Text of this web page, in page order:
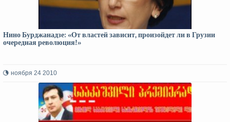
Нино Бурджанадзе: «От властей зависит, произойдет ли в Грузии
очередная революция!»
ноября 24 2010